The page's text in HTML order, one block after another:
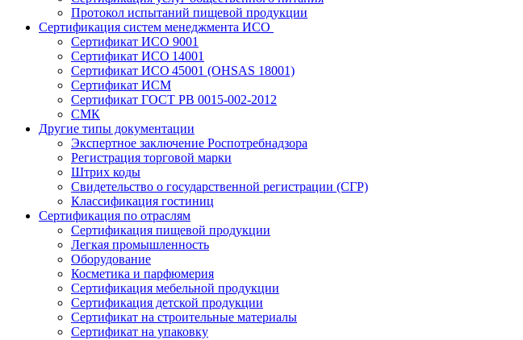
Протокол испытаний пищевой продукции
Сертификация систем менеджмента ИСО
Сертификат ИСО 9001
Сертификат ИСО 14001
Сертификат ИСО 45001 (OHSAS 18001)
Сертификат ИСМ
Сертификат ГОСТ РВ 0015-002-2012
СМК
Другие типы документации
Экспертное заключение Роспотребнадзора
Регистрация торговой марки
Штрих коды
Свидетельство о государственной регистрации (СГР)
Классификация гостиниц
Сертификация по отраслям
Сертификация пищевой продукции
Легкая промышленность
Оборудование
Косметика и парфюмерия
Сертификация мебельной продукции
Сертификация детской продукции
Сертификат на строительные материалы
Сертификат на упаковку